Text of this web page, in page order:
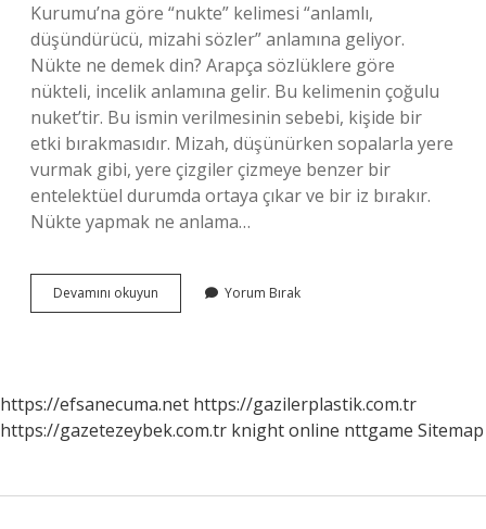
Kurumu’na göre “nukte” kelimesi “anlamlı,
düşündürücü, mizahi sözler” anlamına geliyor.
Nükte ne demek din? Arapça sözlüklere göre
nükteli, incelik anlamına gelir. Bu kelimenin çoğulu
nuket’tir. Bu ismin verilmesinin sebebi, kişide bir
etki bırakmasıdır. Mizah, düşünürken sopalarla yere
vurmak gibi, yere çizgiler çizmeye benzer bir
entelektüel durumda ortaya çıkar ve bir iz bırakır.
Nükte yapmak ne anlama…
Devamını okuyun
Ne
Yorum Bırak
https://efsanecuma.net https://gazilerplastik.com.tr
https://gazetezeybek.com.tr knight online nttgame Sitemap